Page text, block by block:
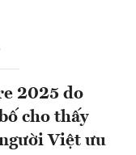
2025 do
cho thấy
Việt ưu